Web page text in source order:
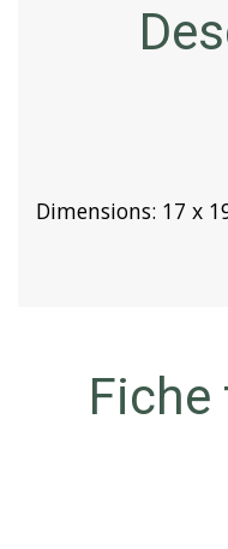
Dimensions: 17 x